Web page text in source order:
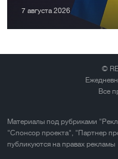
7 августа 2026
©
Все
Материалы под рубриками
"Спонсор проекта", "Партнер
публикуются на правах рекламы